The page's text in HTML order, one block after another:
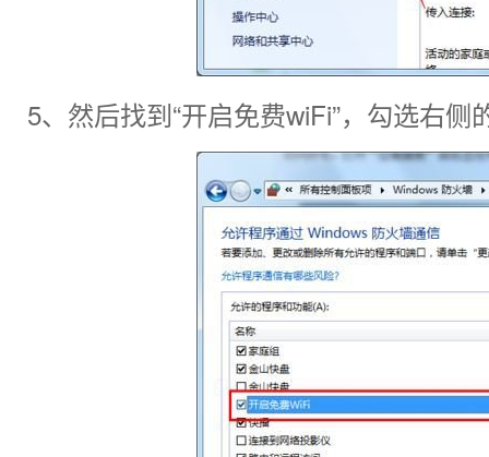
5、然后找到“开启免费wiFi”，勾选右侧